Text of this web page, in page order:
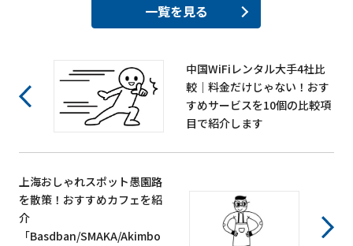
一覧を見る
中国WiFiレンタル大手4社比
較｜料金だけじゃない！おす
すめサービスを10個の比較項
目で紹介します
上海おしゃれスポット愚園路
を散策！おすすめカフェを紹
介
「Basdban/SMAKA/Akimbo